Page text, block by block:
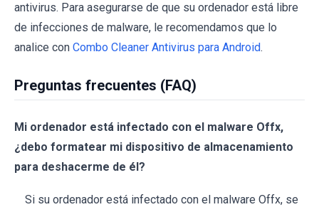
antivirus. Para asegurarse de que su ordenador está libre
de infecciones de malware, le recomendamos que lo
analice con Combo Cleaner Antivirus para Android.
Preguntas frecuentes (FAQ)
Mi ordenador está infectado con el malware Offx,
¿debo formatear mi dispositivo de almacenamiento
para deshacerme de él?
Si su ordenador está infectado con el malware Offx, se